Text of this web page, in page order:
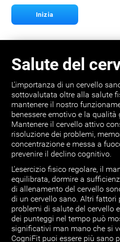
Inizia
Salute del
L'importanza di un cervello
sottovalutata oltre alla salute
mantenere il nostro
benessere emotivo e la qualità
Mantenere il cervello attivo
risoluzione dei problemi,
concentrazione e messa a
prevenire il declino cognitivo.
L'esercizio fisico regolare, il
equilibrata, dormire a
di allenamento del cervello
di un cervello sano. Altri fattori
problemi di salute del cervello
dei punteggi nel tempo può
significativi man mano che si
CogniFit puoi essere più sano